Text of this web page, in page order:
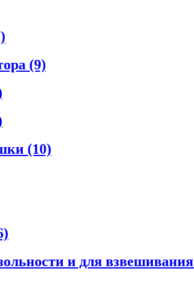
(9)
(10)
и для взвешивания